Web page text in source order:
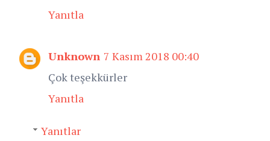
Yanıtla
Unknown 7 Kasım 2018 00:40
Çok teşekkürler
Yanıtla
Yanıtlar